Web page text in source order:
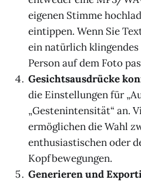
eigenen Stimme
eintippen. Wenn Sie
ein natürlich
Person auf dem Foto
Gesichtsausdrücke
die Einstellungen für
„Gestenintensität“ an.
ermöglichen die Wahl
enthusiastischen oder
Kopfbewegungen.
Generieren und